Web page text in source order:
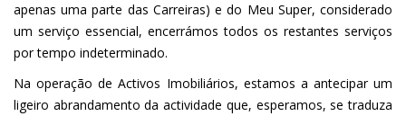
apenas uma parte das Carreiras) e do Meu Super, considerado
um serviço essencial, encerrámos todos os restantes serviços
por tempo indeterminado.
Na operação de Activos Imobiliários, estamos a antecipar um
ligeiro abrandamento da actividade que, esperamos, se traduza